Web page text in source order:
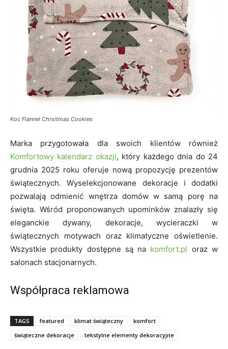
Koc Flannel Chrsitmas Cookies
Marka przygotowała dla swoich klientów również
Komfortowy kalendarz okazji, który każdego dnia do 24
grudnia 2025 roku oferuje nową propozycję prezentów
świątecznych. Wyselekcjonowane dekoracje i dodatki
pozwalają odmienić wnętrza domów w samą porę na
święta. Wśród proponowanych upominków znalazły się
eleganckie dywany, dekoracje, wycieraczki w
świątecznych motywach oraz klimatyczne oświetlenie.
Wszystkie produkty dostępne są na komfort.pl oraz w
salonach stacjonarnych.
Współpraca reklamowa
TAGS featured klimat świąteczny
komfort
świąteczne dekoracje
tekstylne elementy dekoracyjne